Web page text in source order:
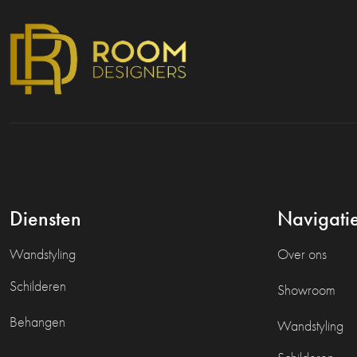
Diensten
Wandstyling
Schilderen
Behangen
Over ons
Showroom
Wandstyling